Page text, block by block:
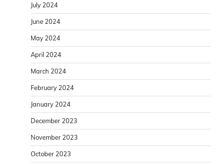
July 2024
June 2024
May 2024
April 2024
March 2024
February 2024
January 2024
December 2023
November 2023
October 2023